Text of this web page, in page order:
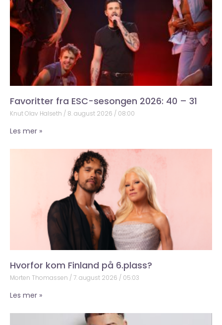
Favoritter fra ESC-sesongen 2026: 40 – 31
Knut Olav Halseth 8. august 2026 08:00
Les mer »
Hvorfor kom Finland på 6.plass?
Morten Thomassen 7. august 2026 05:03
Les mer »